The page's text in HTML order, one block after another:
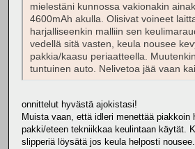
mielestäni kunnossa vakionakin
4600mAh akulla. Olisivat voineet
harjalliseenkin malliin sen
vedellä sitä vasten, keula nousee
pakkia/kaasu periaatteella.
tuntuinen auto. Nelivetoa jää vaan
onnittelut hyvästä ajokistasi!
Muista vaan, että idleri menettää piakkoin
pakki/eteen tekniikkaa keulintaan käytät.
slipperiä löysätä jos keula helposti nousee.